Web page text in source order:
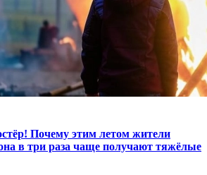
Почему этим летом жители
в три раза чаще получают тяжёлые